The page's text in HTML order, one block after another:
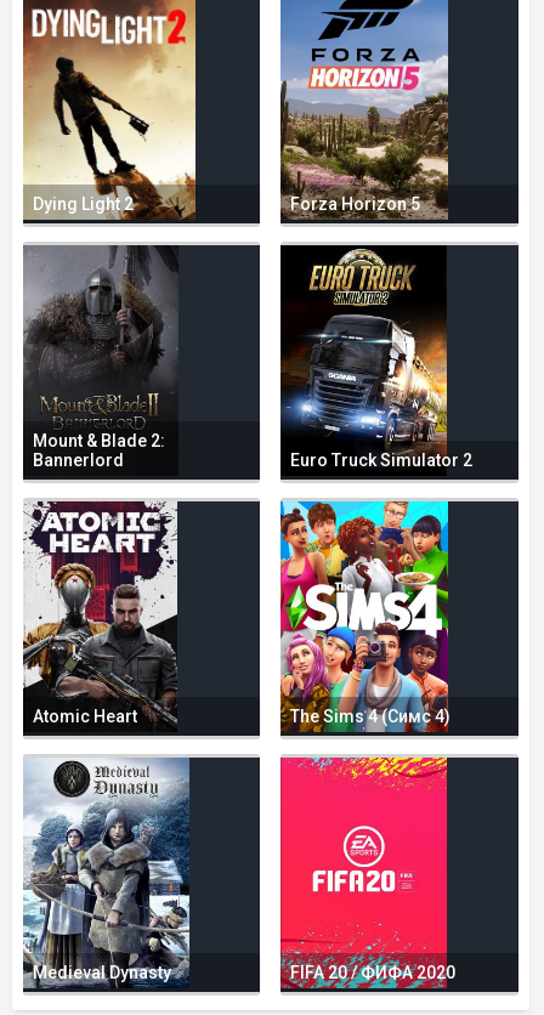
Dying Light 2 Forza Horizon 5
Mount & Blade 2:
Bannerlord
Euro Truck Simulator 2
Atomic Heart The Sims 4 (Симс 4)
Medieval Dynasty FIFA 20 / ФИФА 2020